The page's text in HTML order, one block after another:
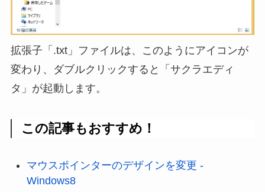
拡張子「.txt」ファイルは、このようにアイコンが
変わり、ダブルクリックすると「サクラエディ
タ」が起動します。
この記事もおすすめ！
マウスポインターのデザインを変更 -
Windows8